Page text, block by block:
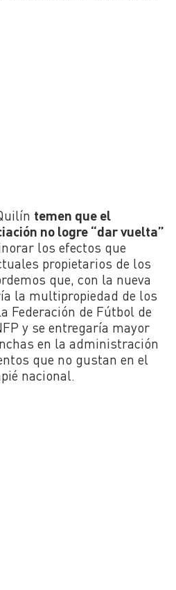
temen que el
no logre “dar vuelta”
los efectos que
propietarios de los
que, con la nueva
la multipropiedad de los
Federación de Fútbol de
y se entregaría mayor
en la administración
que no gustan en el
nacional.